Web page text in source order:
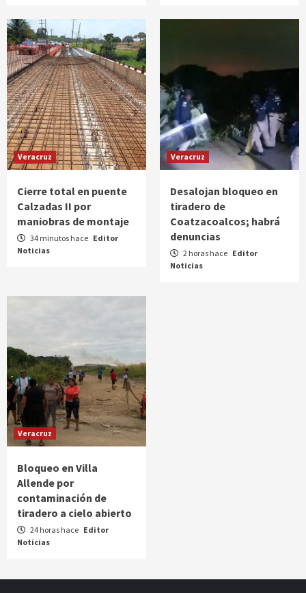
Veracruz
Cierre total en puente
Calzadas II por
maniobras de montaje
34 minutos hace Editor
Noticias
Veracruz
Desalojan bloqueo en
tiradero de
Coatzacoalcos; habrá
denuncias
2 horas hace Editor
Noticias
Veracruz
Bloqueo en Villa
Allende por
contaminación de
tiradero a cielo abierto
24 horas hace Editor
Noticias